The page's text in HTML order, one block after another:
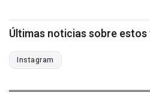
Últimas noticias sobre
Instagram